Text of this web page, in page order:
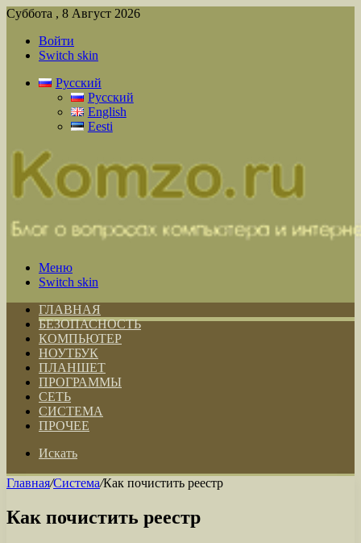
Суббота , 8 Август 2026
Войти
Switch skin
Русский
Русский
English
Eesti
Меню
Switch skin
ГЛАВНАЯ
БЕЗОПАСНОСТЬ
КОМПЬЮТЕР
НОУТБУК
ПЛАНШЕТ
ПРОГРАММЫ
СЕТЬ
СИСТЕМА
ПРОЧЕЕ
Искать
Главная/Система/Как почистить реестр
Как почистить реестр